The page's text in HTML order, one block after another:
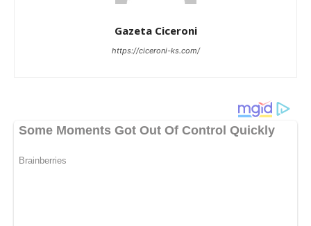
Gazeta Ciceroni
https://ciceroni-ks.com/